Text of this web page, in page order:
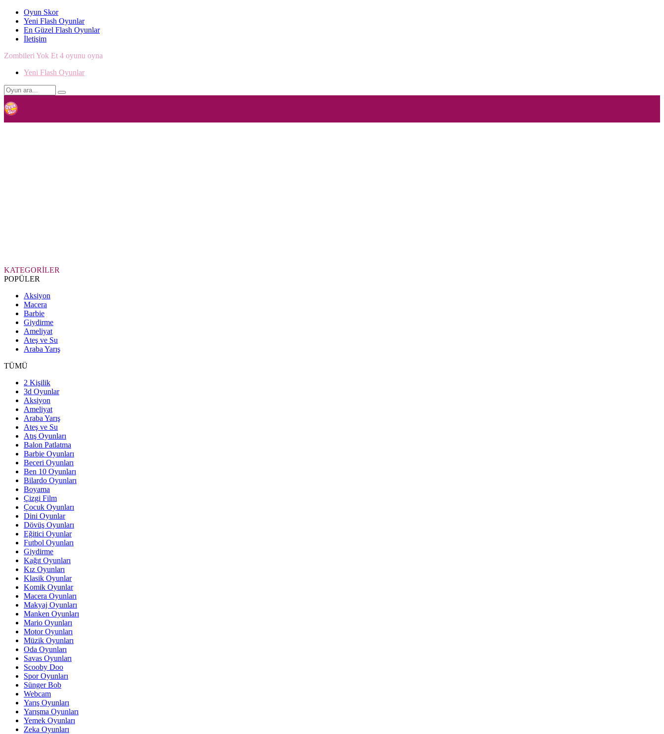
Oyun Skor
Yeni Flash Oyunlar
En Güzel Flash Oyunlar
İletişim
Zombileri Yok Et 4 oyunu oyna
Yeni Flash Oyunlar
KATEGORİLER
POPÜLER
Aksiyon
Macera
Barbie
Giydirme
Ameliyat
Ateş ve Su
Araba Yarış
TÜMÜ
2 Kişilik
3d Oyunlar
Aksiyon
Ameliyat
Araba Yarış
Ateş ve Su
Atış Oyunları
Balon Patlatma
Barbie Oyunları
Beceri Oyunları
Ben 10 Oyunları
Bilardo Oyunları
Boyama
Çizgi Film
Çocuk Oyunları
Dini Oyunlar
Dövüş Oyunları
Eğitici Oyunlar
Futbol Oyunları
Giydirme
Kağıt Oyunları
Kız Oyunları
Klasik Oyunlar
Komik Oyunlar
Macera Oyunları
Makyaj Oyunları
Manken Oyunları
Mario Oyunları
Motor Oyunları
Müzik Oyunları
Oda Oyunları
Savas Oyunları
Scooby Doo
Spor Oyunları
Sünger Bob
Webcam
Yarış Oyunları
Yarışma Oyunları
Yemek Oyunları
Zeka Oyunları